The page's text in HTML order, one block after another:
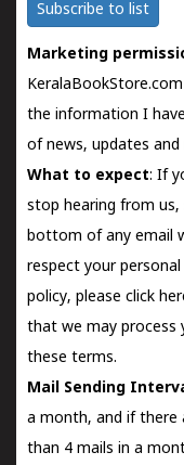
Subscribe to list
Marketing
the information I
of news, updates and
What to expect: If
stop hearing from us,
bottom of any email
respect your
policy, please click
that we may process
these terms.
Mail Sending
a month, and if there
than 4 mails in a